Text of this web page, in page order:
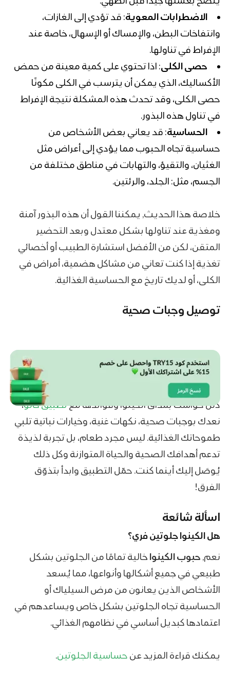
الاضطرابات المعوية: قد تؤدي إلى الغازات،
وانتفاخات البطن، والإمساك أو الإسهال، خاصة عند
الإفراط في تناولها.
حصى الكلى: اذا تحتوي على كمية معينة من حمض
الأكساليك، الذي يمكن أن يترسب في الكلى مكونًا
حصى الكلى، وقد تحدث هذه المشكلة نتيجة الإفراط
في تناول هذه البذور.
الحساسية: قد يعاني بعض الأشخاص من
حساسية تجاه الحبوب مما يؤدي إلى أعراض مثل
الغثيان، والتقيؤ، والتهابات في مناطق مختلفة من
الجسم، مثل: الجلد، والرئتين.
خلاصة هذا الحديث, يمكننا القول أن هذه البذور آمنة
ومغذية عند تناولها بشكل معتدل وبعد التحضير
المتقن، لكن من الأفضل استشارة الطبيب أو أخصائي
تغذية إذا كنت تعاني من مشاكل هضمية، أمراض في
الكلى، أو لديك تاريخ مع الحساسية الغذائية.
توصيل وجبات صحية
دلّل حواسك بمذاق الكينوا وفوائدها معتطبيق كالو،
نعدك بوجبات صحية، نكهات غنية، وخيارات نباتية تلبي
طموحاتك الغذائية. ليس مجرد طعام، بل تجربة لذيذة
تدعم أهدافك الصحية والحياة المتوازنة وكل ذلك
يُوصَل إليك أينما كنت. حمّل التطبيق وابدأ بتذوّق
الفرق!
اسألة شائعة
هل الكينوا جلوتين فري؟
نعم, حبوب الكينواخالية تمامًا من الجلوتين بشكل
طبيعي في جميع أشكالها وأنواعها، مما يُسعد
الأشخاص الذين يعانون من مرض السيلياك أو
الحساسية تجاه الجلوتين بشكل خاص ويساعدهم في
اعتمادها كبديل أساسي في نظامهم الغذائي.
يمكنك قراءة المزيد عن حساسية الجلوتين.